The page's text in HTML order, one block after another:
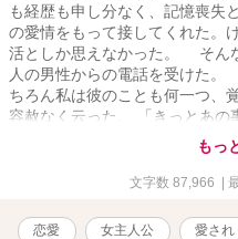
も経歴も申し分なく、記憶喪失
の愛情をもって接してくれた。
活としか思えなかった。 そん
人の男性からの電話を受けた
ちろん私は彼のことも何一つ、
容赦なく云った。 「きっとあ
中にいたのは俺の筈なのに」
っていた事実。恭也が持て余
ぐ事故の真相とは……。
もっ
文字数 87,966 |
恋愛 女主人公 愛され